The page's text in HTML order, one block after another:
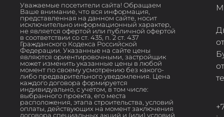
Уважаемые посетители сайта! Обращаем
Ваше внимание, что вся информация,
представленная на данном сайте, носит
исключительно информационный характер,
не является офертой или публичной офертой
в соответствии со ст. 435, п. 2 ст. 437
Гражданского Кодекса Российской
Федерации. Указанные на сайте цены
являются ориентировочными, застройщик
может изменить указанные цены в любой
момент по своему усмотрению без какого-
либо предварительного уведомления. Цена
каждого договора формируется
индивидуально, с учетом, в том числе:
выбранного проекта, его места
расположения, этапа строительства, условий
оплаты, действующих на момент заключения
договора специальных акций и (или) условий